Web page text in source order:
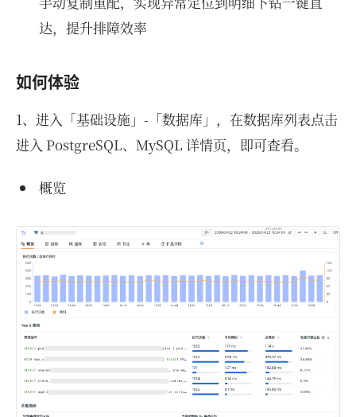
达，提升排障效率
如何体验
1、进入「基础设施」-「数据库」，在数据库列表点击
进入 PostgreSQL、MySQL 详情页，即可查看。
概览